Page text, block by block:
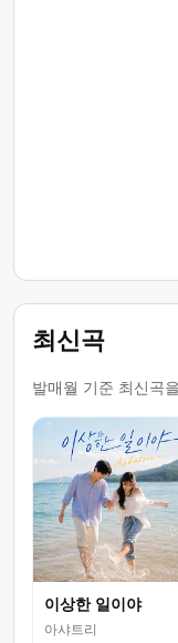
최신곡
발매월 기준 최신곡
이상한 일이야
아샤트리